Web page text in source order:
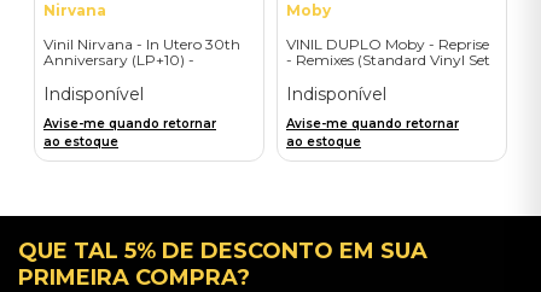
Nirvana
Vinil Nirvana - In Utero 30th
Anniversary (LP+10) -
Indisponível
Avise-me quando retornar
ao estoque
Moby
VINIL DUPLO Moby - Reprise
- Remixes (Standard Vinyl Set
Indisponível
Avise-me quando retornar
ao estoque
QUE TAL 5% DE DESCONTO EM SUA
PRIMEIRA COMPRA?